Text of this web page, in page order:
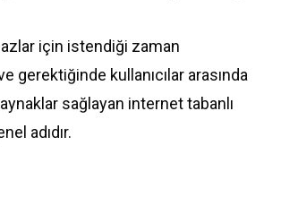
için istendiği zaman
gerektiğinde kullanıcılar arasında
sağlayan internet tabanlı
adıdır.